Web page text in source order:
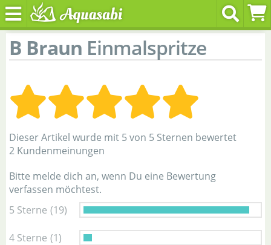
B Braun Einmalspritze
Dieser Artikel wurde mit 5 von 5 Sternen bewertet
2 Kundenmeinungen
Bitte melde dich an, wenn Du eine Bewertung
verfassen möchtest.
5 Sterne (19)
4 Sterne (1)